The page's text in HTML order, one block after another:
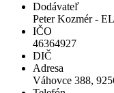
Dodávateľ
Peter Kozmér -
IČO
46364927
DIČ
Adresa
Váhovce 388,